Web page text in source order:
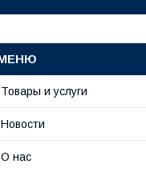
Товары и услуги
Новости
О нас